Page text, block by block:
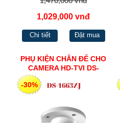
1,029,000 vnđ
Chi tiết Đặt mua
PHỤ KIỆN CHÂN ĐẾ CHO
CAMERA HD-TVI DS-
-30%